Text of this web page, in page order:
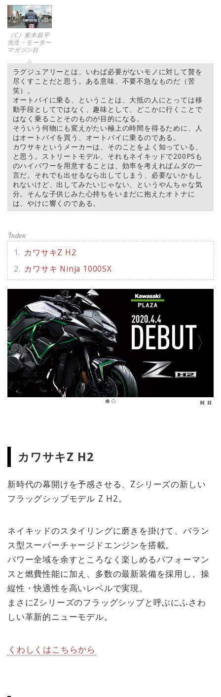
（C）東本昌平
先生・モーター
マガジン社
ラグジュアリーとは、いわば必要がないモノに対して贅を
尽くすことだと思う。ある意味、不要不急なものだ（苦
笑）。
オートバイに乗る、ということは、大抵の人にとっては移
動手段としてではなく、趣味として、どこかに行くことで
はなく乗ることそのものが目的になる。
そういう何物にも変えがたい極上の時間を得るために、人
はオートバイを買う、オートバイに乗るのである。
カワサキというメーカーは、そのことをよく知っている、
と思う。ストリートモデル、それもネイキッドで200PSも
のハイパワーを用意することは、効率を考えればムダの一
言だ。それでも出せるなら出してしまう、必要ないかもし
れないけど、出してみたいじゃない、というやんちゃな気
分。そんな子供じみた心持ちをいまだに抱えたオトナに
は、やけに響くのである。
カワサキZ H2
カワサキ Ninja 1000SX
カワサキZ H2
新時代の幕開けを予感させる、Zシリーズの新しい
フラッグシップモデル Z H2。
ネイキッドのスタイリングに磨きを掛けて、バラン
ス型スーパーチャージドエンジンを搭載。
パワー全域を余すところなく楽しめるパフォーマン
スと燃費性能に加え、多数の最新装備を採用し、操
縦性・快適性を高いレベルで実現。
まさにZシリーズのフラッグシップと呼ぶにふさわ
しい革新的ニューモデル。
くわしくはこちらから